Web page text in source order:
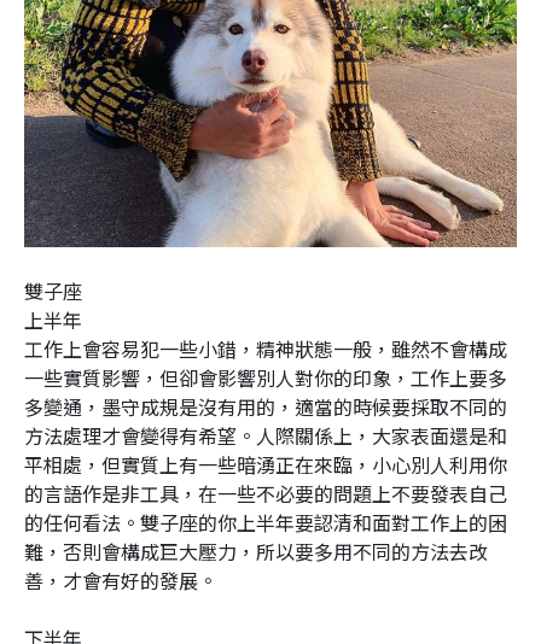
雙子座
上半年
工作上會容易犯一些小錯，精神狀態一般，雖然不會構成
一些實質影響，但卻會影響別人對你的印象，工作上要多
多變通，墨守成規是沒有用的，適當的時候要採取不同的
方法處理才會變得有希望。人際關係上，大家表面還是和
平相處，但實質上有一些暗湧正在來臨，小心別人利用你
的言語作是非工具，在一些不必要的問題上不要發表自己
的任何看法。雙子座的你上半年要認清和面對工作上的困
難，否則會構成巨大壓力，所以要多用不同的方法去改
善，才會有好的發展。
下半年